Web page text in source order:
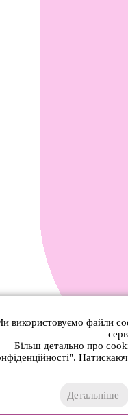
використовуємо файли
Більш детально про
Детальніше